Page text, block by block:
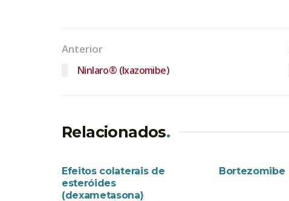
Anterior
Ninlaro® (Ixazomibe)
Relacionados.
Efeitos colaterais de
esteróides
(dexametasona)
Bortezomibe